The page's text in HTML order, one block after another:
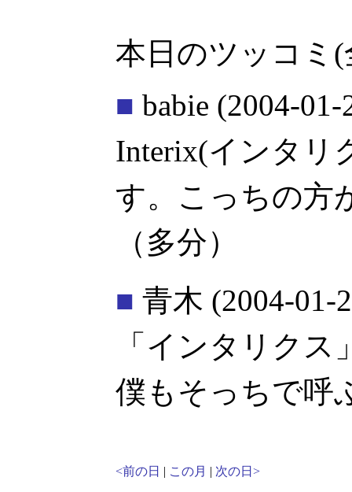
本日のツッコミ(
■ babie (2004-01-
Interix(インタリ
す。こっちの方
（多分）
■ 青木 (2004-01-
「インタリク
僕もそっちで呼
<前の日 | この月 | 次の日>